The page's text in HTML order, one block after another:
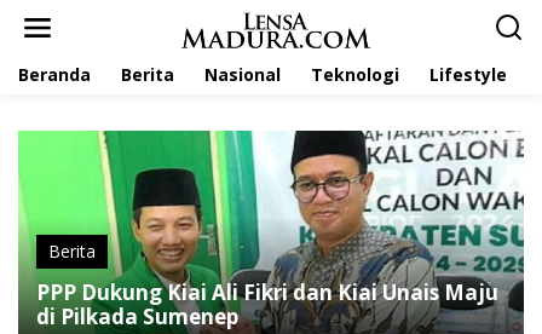
Beranda Berita Nasional Teknologi Lifestyle
Berita
PPP Dukung Kiai Ali Fikri dan Kiai Unais Maju
di Pilkada Sumenep